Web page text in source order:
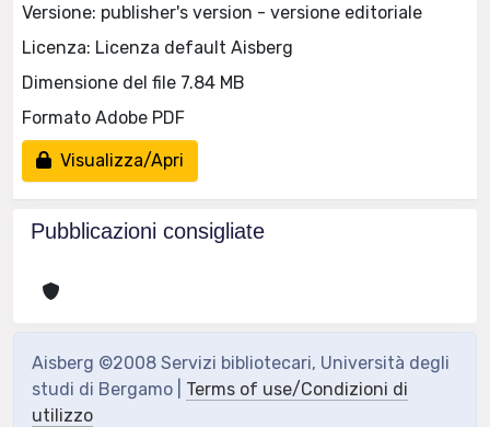
Versione: publisher's version - versione editoriale
Licenza: Licenza default Aisberg
Dimensione del file 7.84 MB
Formato Adobe PDF
Visualizza/Apri
Pubblicazioni consigliate
Aisberg ©2008 Servizi bibliotecari, Università degli
studi di Bergamo | Terms of use/Condizioni di
utilizzo